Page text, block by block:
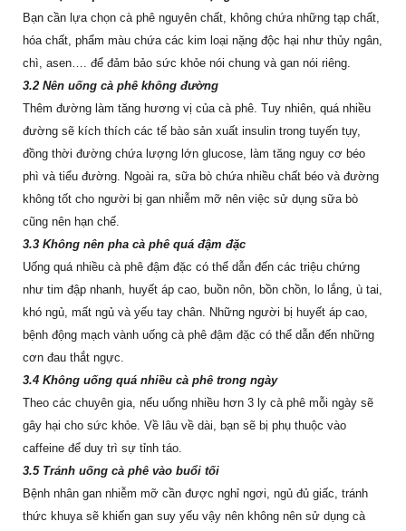
Bạn cần lựa chọn cà phê nguyên chất, không chứa những tạp chất,
hóa chất, phẩm màu chứa các kim loại nặng độc hại như thủy ngân,
chì, asen…. để đảm bảo sức khỏe nói chung và gan nói riêng.
3.2 Nên uống cà phê không đường
Thêm đường làm tăng hương vị của cà phê. Tuy nhiên, quá nhiều
đường sẽ kích thích các tế bào sản xuất insulin trong tuyến tụy,
đồng thời đường chứa lượng lớn glucose, làm tăng nguy cơ béo
phì và tiểu đường. Ngoài ra, sữa bò chứa nhiều chất béo và đường
không tốt cho người bị gan nhiễm mỡ nên việc sử dụng sữa bò
cũng nên hạn chế.
3.3 Không nên pha cà phê quá đậm đặc
Uống quá nhiều cà phê đậm đặc có thể dẫn đến các triệu chứng
như tim đập nhanh, huyết áp cao, buồn nôn, bồn chồn, lo lắng, ù tai,
khó ngủ, mất ngủ và yếu tay chân. Những người bị huyết áp cao,
bệnh động mạch vành uống cà phê đậm đặc có thể dẫn đến những
cơn đau thắt ngực.
3.4 Không uống quá nhiều cà phê trong ngày
Theo các chuyên gia, nếu uống nhiều hơn 3 ly cà phê mỗi ngày sẽ
gây hại cho sức khỏe. Về lâu về dài, bạn sẽ bị phụ thuộc vào
caffeine để duy trì sự tỉnh táo.
3.5 Tránh uống cà phê vào buổi tối
Bệnh nhân gan nhiễm mỡ cần được nghỉ ngơi, ngủ đủ giấc, tránh
thức khuya sẽ khiến gan suy yếu vậy nên không nên sử dụng cà